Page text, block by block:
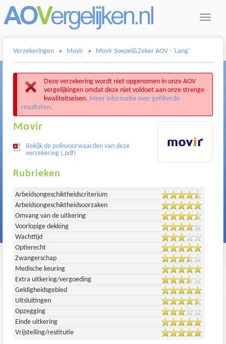
Toggle
Verzekeringen » Movir » Movir Soepel&Zeker AOV - 'Lang'
Deze verzekering wordt niet opgenomen in onze AOV
vergelijkingen omdat deze niet voldoet aan onze strenge
kwaliteitseisen. Meer informatie over gefilterde
resultaten.
Movir
Bekijk de polisvoorwaarden van deze
verzekering (.pdf)
Rubrieken
Arbeidsongeschiktheidscriterium
Arbeidsongeschiktheidsoorzaken
Omvang van de uitkering
Voorlopige dekking
Wachttijd
Optierecht
Zwangerschap
Medische keuring
Extra uitkering/vergoeding
Geldigheidsgebied
Uitsluitingen
Opzegging
Einde uitkering
Vrijstelling/restitutie